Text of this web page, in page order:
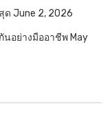
ด June 2, 2026
นอย่างมืออาชีพ May